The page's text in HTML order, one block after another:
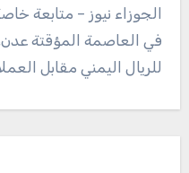
الجوزاء نيوز – متابعة خاصة حدد البنك المركزي اليمني
في العاصمة المؤقتة
للريال اليمني مقابل